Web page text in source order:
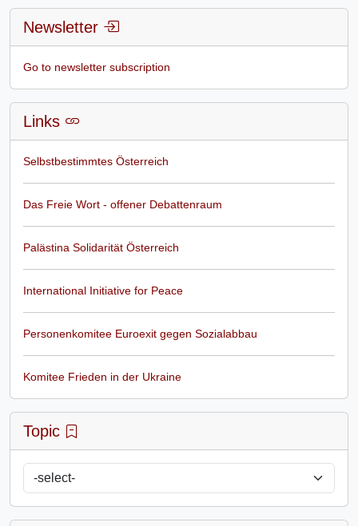
Newsletter
Go to newsletter subscription
Links
Selbstbestimmtes Österreich
Das Freie Wort - offener Debattenraum
Palästina Solidarität Österreich
International Initiative for Peace
Personenkomitee Euroexit gegen Sozialabbau
Komitee Frieden in der Ukraine
Topic